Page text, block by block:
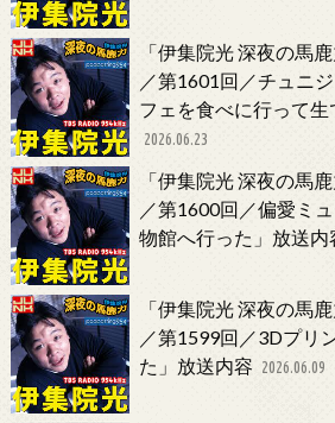
「伊集院光 深夜の馬
／第1601回／チュニ
フェを食べに行って
2026.06.23
「伊集院光 深夜の馬
／第1600回／偏愛ミ
物館へ行った」放送内
「伊集院光 深夜の馬
／第1599回／3Dプリ
た」放送内容 2026.06.09